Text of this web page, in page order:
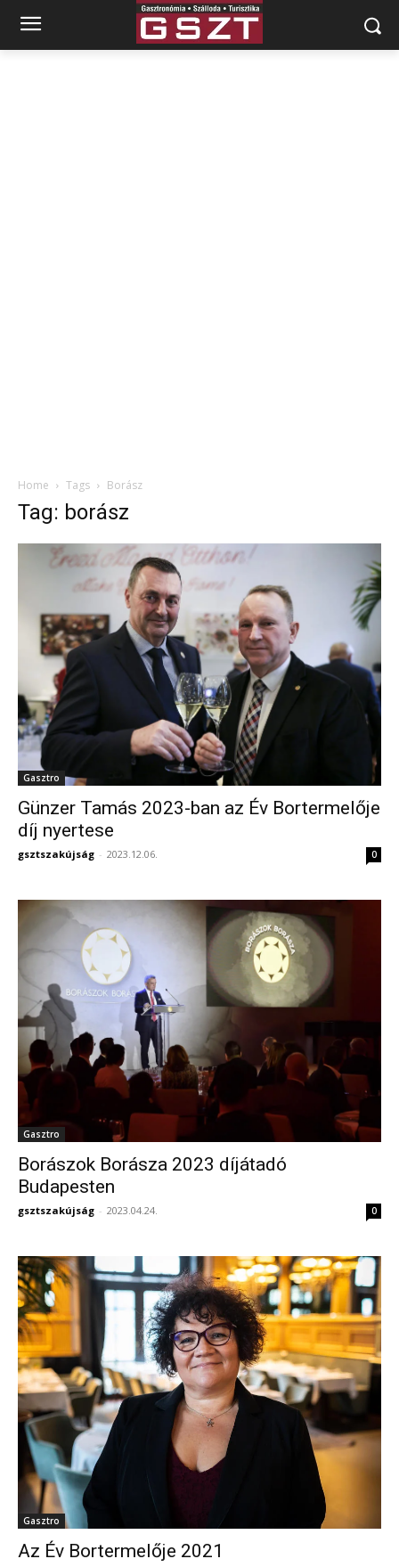
Home Tags Borász
Tag: borász
Gasztro
Günzer Tamás 2023-ban az Év Bortermelője
díj nyertese
gsztszakújság - 2023.12.06. 0
Gasztro
Borászok Borásza 2023 díjátadó
Budapesten
gsztszakújság - 2023.04.24. 0
Gasztro
Az Év Bortermelője 2021